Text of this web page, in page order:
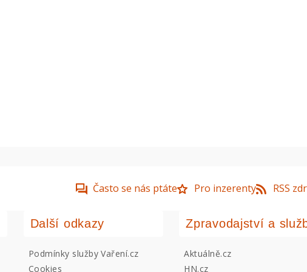
Často se nás ptáte Pro inzerenty RSS
Další odkazy
Podmínky služby Vaření.cz
Cookies
Zpravodajství a
Aktuálně.cz
HN.cz